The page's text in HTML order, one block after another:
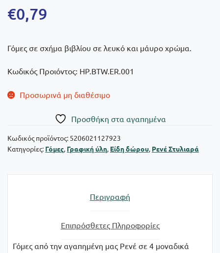
€0,79
Γόμες σε σχήμα βιβλίου σε λευκό και μάυρο χρώμα.
Kωδικός Προιόντος: HP.BTW.ER.001
Προσωρινά μη διαθέσιμο
Πρoσθήκη στα αγαπημένα
Κωδικός προϊόντος: 5206021127923
Κατηγορίες: Γόμες Γραφική ύλη Είδη δώρου Ρενέ Στυλιαρά
Περιγραφή
Επιπρόσθετες Πληροφορίες
Γόμες από την αγαπημένη μας Ρενέ σε 4 μοναδικά